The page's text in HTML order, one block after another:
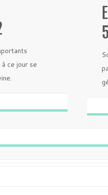
ce jour se